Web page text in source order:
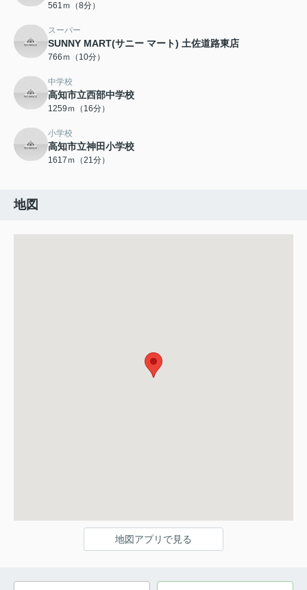
561ｍ（8分）
スーパー
SUNNY MART(サニー マート) 土佐道路東店
766ｍ（10分）
中学校
高知市立西部中学校
1259ｍ（16分）
小学校
高知市立神田小学校
1617ｍ（21分）
地図
地図アプリで見る